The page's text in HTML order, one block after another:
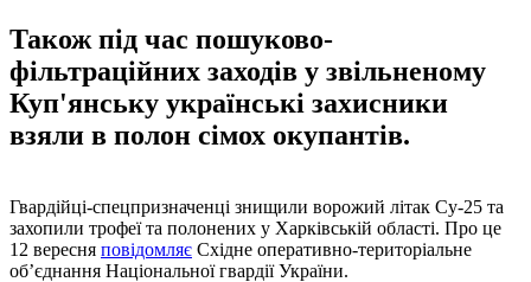
Також під час пошуково-
фільтраційних заходів у звільненому
Куп'янську українські захисники
взяли в полон сімох окупантів.
Гвардійці-спецпризначенці знищили ворожий літак Су-25 та
захопили трофеї та полонених у Харківській області. Про це
12 вересня повідомляє Східне оперативно-територіальне
об’єднання Національної гвардії України.